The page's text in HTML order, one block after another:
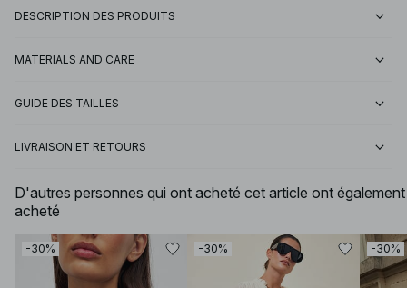
DESCRIPTION DES PRODUITS
MATERIALS AND CARE
GUIDE DES TAILLES
LIVRAISON ET RETOURS
D'autres personnes qui ont acheté cet article ont également
acheté
-30% -30% -30%